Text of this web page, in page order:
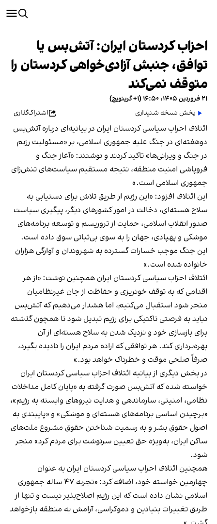
احزاب کردستان ایران: آتش‌بس یا
توافق، جنبش آزادی‌خواهی کردستان را
متوقف نمی‌کند
۲۱ فروردین ۱۴۰۵، ۱۶:۵۰ (‎+۱ گرینویچ)
پخش نسخه شنیداری
اشتراک‌گذاری
ائتلاف احزاب سیاسی کردستان ایران در بیانیه‌ای درباره آتش‌بس
دوهفته‌ای در جنگ علیه جمهوری اسلامی، بر «مسئولیت رژیم
در جنگ و ویرانی‌ها» تاکید کردند و نوشتند: «آغاز جنگ و
فروپاشی امنیت منطقه، نتیجه مستقیم سیاست‌های تنش‌زای
جمهوری اسلامی است.»
این ائتلاف افزود: «این رژیم از طریق تلاش برای دستیابی به
سلاح هسته‌ای، دخالت در امور کشورهای دیگر، پیگیری سیاست
صدور انقلاب اسلامی، حمایت از تروریسم و توسعه برنامه‌های
موشکی و پهپادی، جهان را به سوی بی‌ثباتی سوق داده است.
این جنگ موجب خسارات گسترده به شهروندان و آوارگی هزاران
خانواده شده است.»
ائتلاف احزاب سیاسی کردستان ایران همچنین نوشت: «از هر
اقدامی که به توقف خونریزی و حفاظت از جان غیرنظامیان
منجر شود استقبال می‌کنیم، اما هشدار می‌دهیم که آتش‌بس
نباید به فرصتی تاکتیکی برای رژیم تبدیل شود تا همچون گذشته
برای بازسازی خود و نزدیک شدن به سلاح هسته‌ای از آن
بهره‌برداری کند. هر توافقی که اراده مردم ایران را نادیده بگیرد،
صرفاً صلحی موقت و خطرناک خواهد بود.»
در بخش دیگری از بیانیه ائتلاف احزاب سیاسی کردستان ایران
خواسته شده که آتش‌بس صورت گرفته به «پایان کامل مداخلات
نظامی، امنیتی، سازماندهی و هدایت نیروهای وابسته به رژیم»،
«برچیدن اساسی برنامه‌های هسته‌ای و موشکی» و «پایبندی به
اصول حقوق بشر و به رسمیت شناختن حقوق مشروع ملت‌های
ساکن ایران، به‌ویژه حق تعیین سرنوشت برای مردم کرد» منجر
شود.
همچنین ائتلاف احزاب سیاسی کردستان ایران به عنوان
چهارمین خواسته خود، اضافه کرد: «تجربه ۴۷ ساله جمهوری
اسلامی نشان داده است که این رژیم اصلاح‌پذیر نیست و تنها از
طریق تغییرات بنیادین و دموکراسی، آرامش به منطقه بازخواهد